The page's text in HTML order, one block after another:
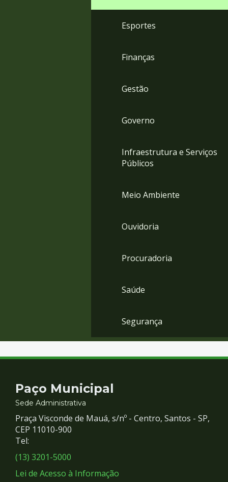
Esportes
Finanças
Gestão
Governo
Infraestrutura e Serviços
Públicos
Meio Ambiente
Ouvidoria
Procuradoria
Saúde
Segurança
Contato
e
Redes
Sociais
Paço Municipal
Sede Administrativa
Praça Visconde de Mauá, s/nº - Centro, Santos - SP,
CEP 11010-900
Tel:
(13) 3201-5000
Lei de Acesso à Informação